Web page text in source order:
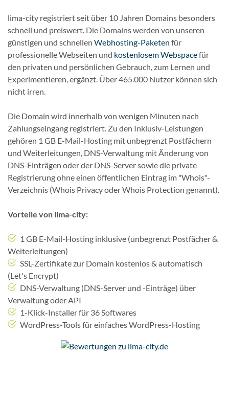
lima-city registriert seit über 10 Jahren Domains besonders
schnell und preiswert. Die Domains werden von unseren
günstigen und schnellen Webhosting-Paketen für
professionelle Webseiten und kostenlosem Webspacefür
den privaten und persönlichen Gebrauch, zum Lernen und
Experimentieren, ergänzt. Über 465.000 Nutzer können sich
nicht irren.
Die Domain wird innerhalb von wenigen Minuten nach
Zahlungseingang registriert. Zu den Inklusiv-Leistungen
gehören 1 GB E-Mail-Hosting mit unbegrenzt Postfächern
und Weiterleitungen, DNS-Verwaltung mit Änderung von
DNS-Einträgen oder der DNS-Server sowie die private
Registrierung ohne einen öffentlichen Eintrag im "Whois"-
Verzeichnis (Whois Privacy oder Whois Protection genannt).
Vorteile von lima-city:
1 GB E-Mail-Hosting inklusive (unbegrenzt Postfächer &
Weiterleitungen)
SSL-Zertifikate zur Domain kostenlos & automatisch
(Let's Encrypt)
DNS-Verwaltung (DNS-Server und -Einträge) über
Verwaltung oder API
1-Klick-Installer für 36 Softwares
WordPress-Tools für einfaches WordPress-Hosting